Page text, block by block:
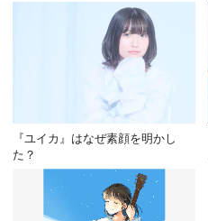
『ユイカ』はなぜ素顔を明かし
た？